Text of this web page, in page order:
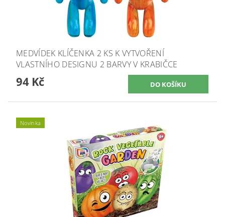
MEDVÍDEK KLÍČENKA 2 KS K VYTVOŘENÍ
VLASTNÍHO DESIGNU 2 BARVY V KRABIČCE
94 Kč
Novinka